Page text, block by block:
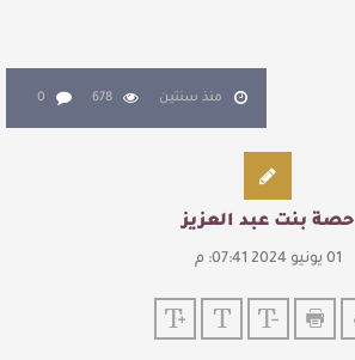
منذ سنتين 678
0
حصة بنت عبد العزيز
01 يونيو 2024 07:41: م